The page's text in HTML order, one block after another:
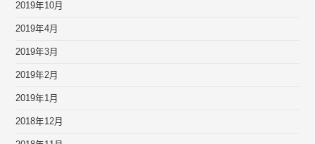
2019年10月
2019年4月
2019年3月
2019年2月
2019年1月
2018年12月